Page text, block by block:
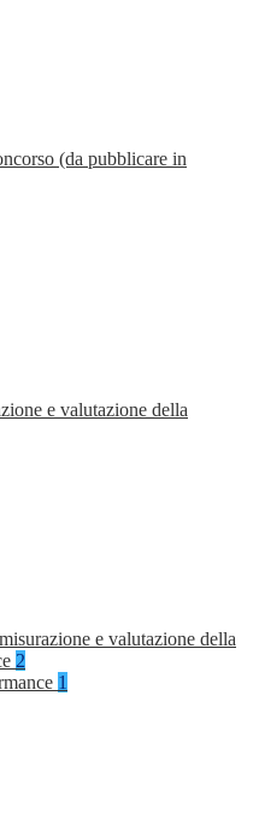
(da pubblicare in
e valutazione della
e valutazione della
2
1